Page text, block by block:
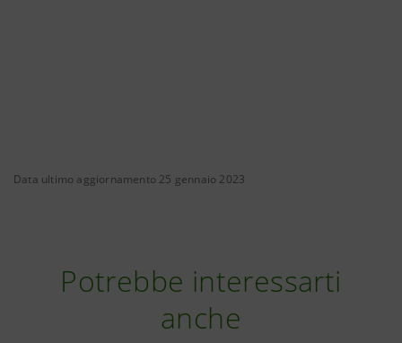
Data ultimo aggiornamento 25 gennaio 2023
Potrebbe interessarti
anche